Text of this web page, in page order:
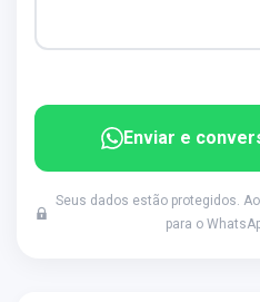
Enviar e
Seus dados estão protegidos.
para o